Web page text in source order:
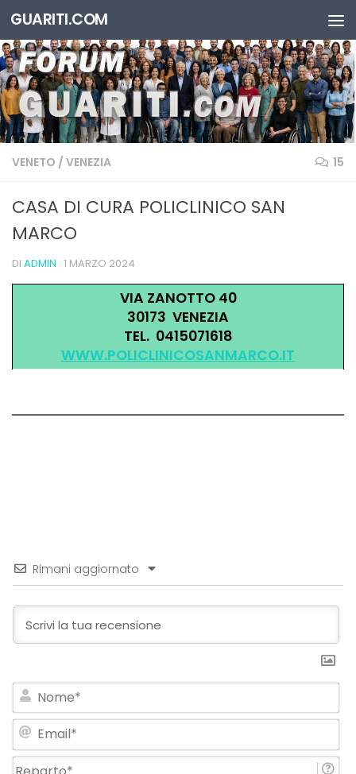
Salta al contenuto
GUARITI.COM
VENETO / VENEZIA 15
CASA DI CURA POLICLINICO SAN
MARCO
DI ADMIN · 1 MARZO 2024
VIA ZANOTTO 40
30173 VENEZIA
TEL. 0415071618
WWW.POLICLINICOSANMARCO.IT
Rimani aggiornato